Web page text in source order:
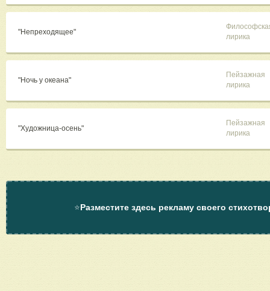
"Непреходящее"
лирика
"Ночь у океана"
Пейзажная
лирика
"Художница-осень"
Пейзажная
лирика
⭐Разместите здесь рекламу своего